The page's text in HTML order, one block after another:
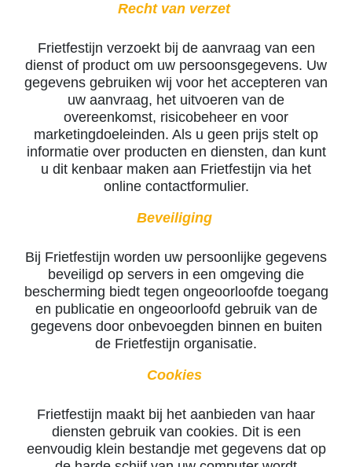
Recht van verzet
Frietfestijn verzoekt bij de aanvraag van een
dienst of product om uw persoonsgegevens. Uw
gegevens gebruiken wij voor het accepteren van
uw aanvraag, het uitvoeren van de
overeenkomst, risicobeheer en voor
marketingdoeleinden. Als u geen prijs stelt op
informatie over producten en diensten, dan kunt
u dit kenbaar maken aan Frietfestijn via het
online contactformulier.
Beveiliging
Bij Frietfestijn worden uw persoonlijke gegevens
beveiligd op servers in een omgeving die
bescherming biedt tegen ongeoorloofde toegang
en publicatie en ongeoorloofd gebruik van de
gegevens door onbevoegden binnen en buiten
de Frietfestijn organisatie.
Cookies
Frietfestijn maakt bij het aanbieden van haar
diensten gebruik van cookies. Dit is een
eenvoudig klein bestandje met gegevens dat op